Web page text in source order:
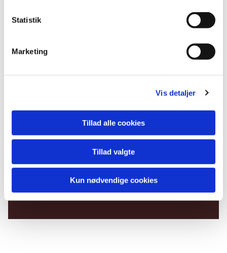
Statistik
Marketing
Vis detaljer
Tillad alle cookies
Tillad valgte
Kun nødvendige cookies
Du vil måske også kunne
lide...